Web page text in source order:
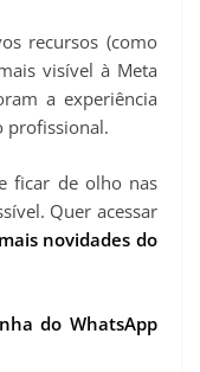
recursos (como
visível à Meta
a experiência
profissional.
ficar de olho nas
Quer acessar
novidades do
do WhatsApp